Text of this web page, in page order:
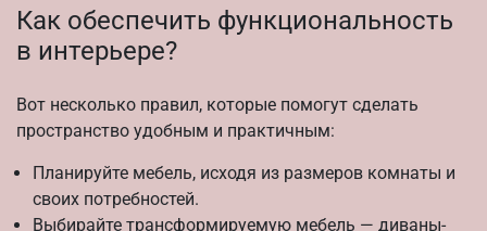
Как обеспечить функциональность
в интерьере?
Вот несколько правил, которые помогут сделать
пространство удобным и практичным:
Планируйте мебель, исходя из размеров комнаты и
своих потребностей.
Выбирайте трансформируемую мебель — диваны-